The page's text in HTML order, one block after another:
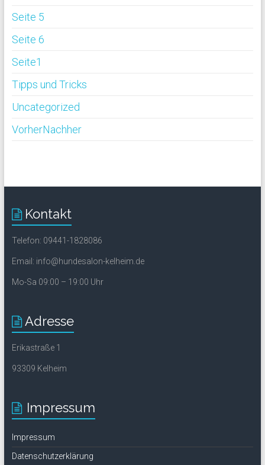
Seite 5
Seite 6
Seite1
Tipps und Tricks
Uncategorized
VorherNachher
Kontakt
Telefon: 09441-1828086
Email: info@hundesalon-kelheim.de
Mo-Sa 09:00 – 19:00 Uhr
Adresse
Erikastraße 1
93309 Kelheim
Impressum
Impressum
Datenschutzerklärung